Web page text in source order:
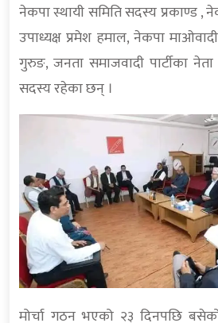
नेकपा स्थायी समिति सदस्य प्रकाण्ड ,
उपाध्यक्ष प्रमेश हमाल, नेकपा
गुरुङ, जनता समाजवादी पार्टीका नेता
सदस्य रहेका छन् ।
मोर्चा गठन भएको २३ दिनपछि